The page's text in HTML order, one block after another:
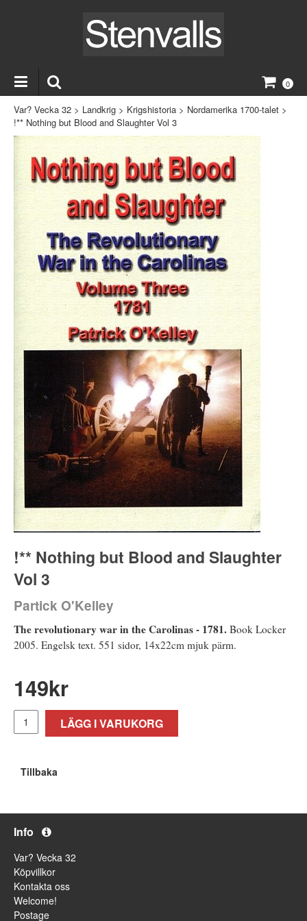
0
Var? Vecka 32 > Landkrig > Krigshistoria > Nordamerika 1700-talet >
!** Nothing but Blood and Slaughter Vol 3
!** Nothing but Blood and Slaughter
Vol 3
Partick O'Kelley
The revolutionary war in the Carolinas - 1781. Book Locker
2005. Engelsk text. 551 sidor, 14x22cm mjuk pärm.
149kr
LÄGG I VARUKORG
Tillbaka
Info
Var? Vecka 32
Köpvillkor
Kontakta oss
Welcome!
Postage